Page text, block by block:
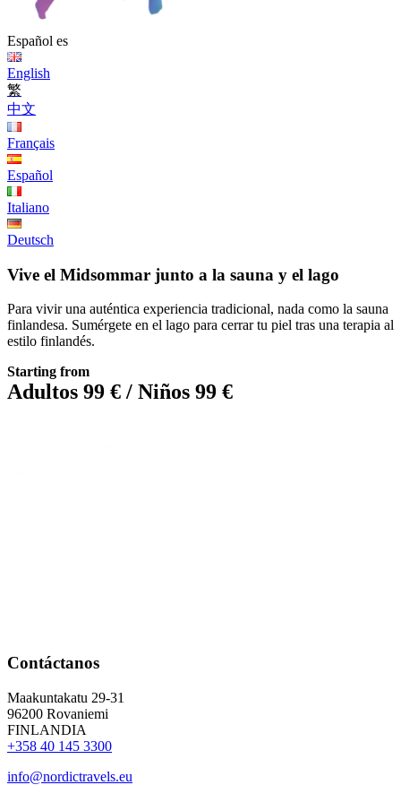
Español es
English
繁
中文
Français
Español
Italiano
Deutsch
Vive el Midsommar junto a la sauna y el lago
Para vivir una auténtica experiencia tradicional, nada como la sauna
finlandesa. Sumérgete en el lago para cerrar tu piel tras una terapia al
estilo finlandés.
Starting from
Adultos 99 € / Niños 99 €
Contáctanos
Maakuntakatu 29-31
96200 Rovaniemi
FINLANDIA
+358 40 145 3300
info@nordictravels.eu